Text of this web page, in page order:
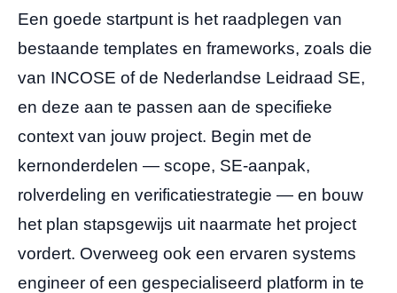
Een goede startpunt is het raadplegen van
bestaande templates en frameworks, zoals die
van INCOSE of de Nederlandse Leidraad SE,
en deze aan te passen aan de specifieke
context van jouw project. Begin met de
kernonderdelen — scope, SE-aanpak,
rolverdeling en verificatiestrategie — en bouw
het plan stapsgewijs uit naarmate het project
vordert. Overweeg ook een ervaren systems
engineer of een gespecialiseerd platform in te